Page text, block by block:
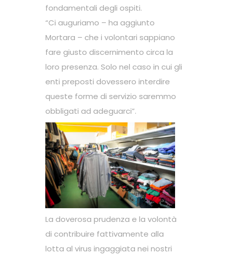
fondamentali degli ospiti.
“Ci auguriamo – ha aggiunto
Mortara – che i volontari sappiano
fare giusto discernimento circa la
loro presenza. Solo nel caso in cui gli
enti preposti dovessero interdire
queste forme di servizio saremmo
obbligati ad adeguarci”.
La doverosa prudenza e la volontà
di contribuire fattivamente alla
lotta al virus ingaggiata nei nostri